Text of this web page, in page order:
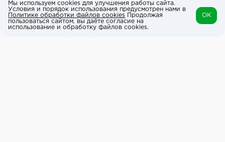
Мы используем cookies для улучшения работы сайта.
Условия и порядок использования предусмотрен нами в
Политике обработки файлов cookies Продолжая
пользоваться сайтом, вы даёте согласие на
использование и обработку файлов cookies.
OK